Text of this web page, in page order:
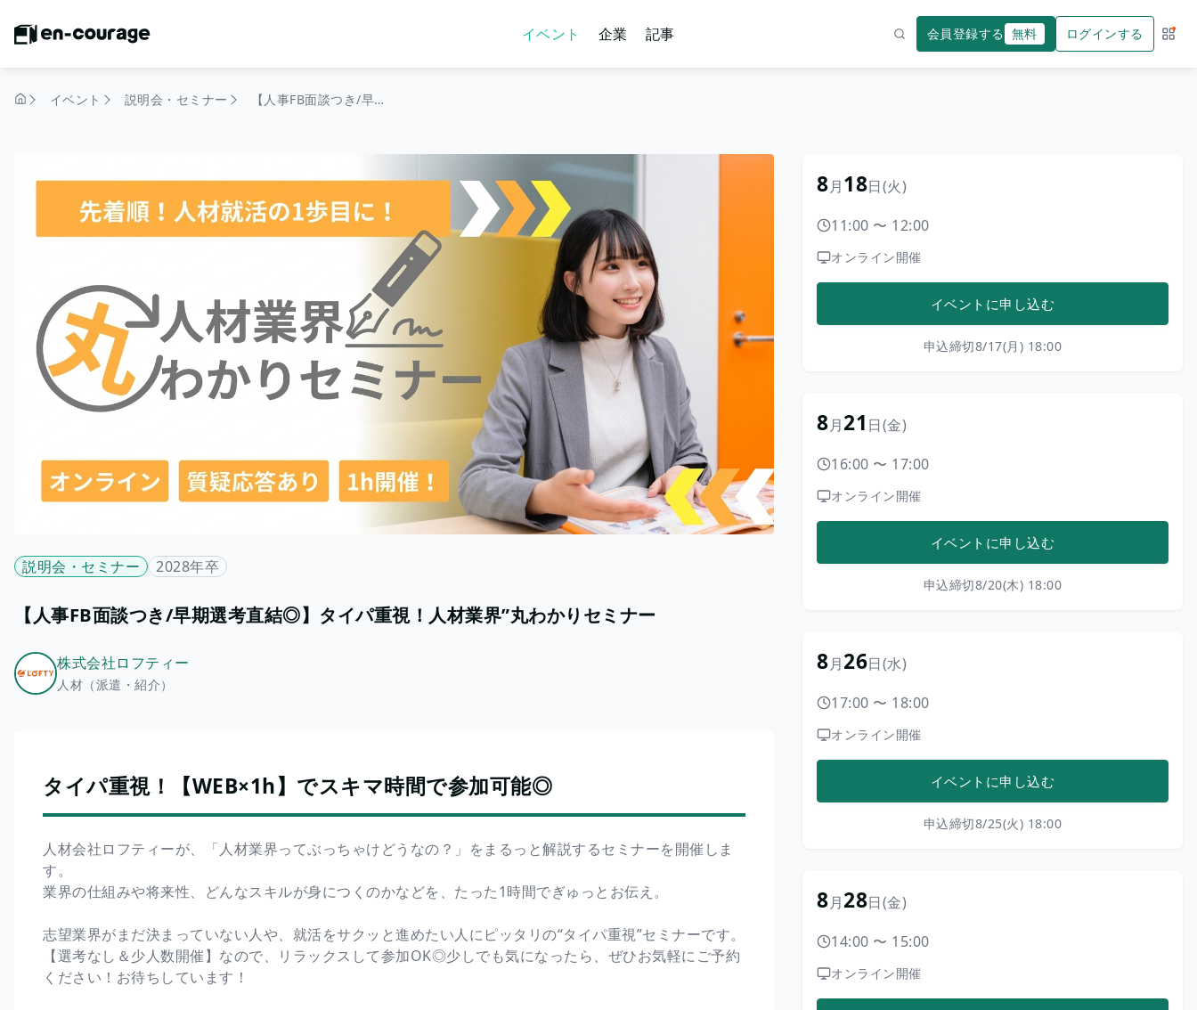
イベント 企業 記事 会員登録する 無料 ログインする サー
イベント 説明会・セミナー 【人事FB面談つき/早期選考直結◎】タイパ重視！人材業界”丸わかりセミナー
説明会・セミナー 2028年卒
【人事FB面談つき/早期選考直結◎】タイパ重視！人材業界”丸わかりセミナー
株式会社ロフティー
人材（派遣・紹介）
タイパ重視！【WEB×1h】でスキマ時間で参加可能◎
人材会社ロフティーが、「人材業界ってぶっちゃけどうなの？」をまるっと解説するセミナーを開催しま
す。
業界の仕組みや将来性、どんなスキルが身につくのかなどを、たった1時間でぎゅっとお伝え。
志望業界がまだ決まっていない人や、就活をサクッと進めたい人にピッタリの“タイパ重視”セミナーです。
【選考なし＆少人数開催】なので、リラックスして参加OK◎少しでも気になったら、ぜひお気軽にご予約
ください！お待ちしています！
8月18日(火)
11:00 〜 12:00
オンライン開催
イベントに申し込む
申込締切8/17(月) 18:00
8月21 日(金)
16:00 〜 17:00
オンライン開催
イベントに申し込む
申込締切8/20(木) 18:00
8月26日(水)
17:00 〜 18:00
オンライン開催
イベントに申し込む
申込締切8/25(火) 18:00
8月28日(金)
14:00 〜 15:00
オンライン開催